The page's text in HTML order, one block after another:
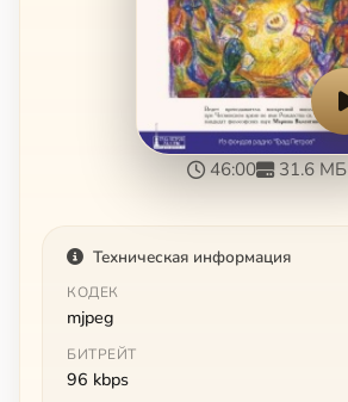
46:00 31.6 МБ
Техническая информация
КОДЕК
mjpeg
БИТРЕЙТ
96 kbps